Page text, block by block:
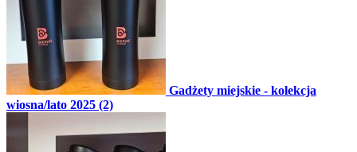
Gadżety miejskie - kolekcja
wiosna/lato 2025 (2)